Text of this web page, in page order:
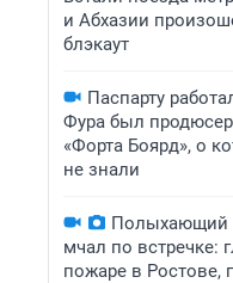
и Абхазии
блэкаут
Паспарту
Фура был
«Форта Боярд», о
не знали
Полыхающий
мчал по встречке:
пожаре в Ростове,